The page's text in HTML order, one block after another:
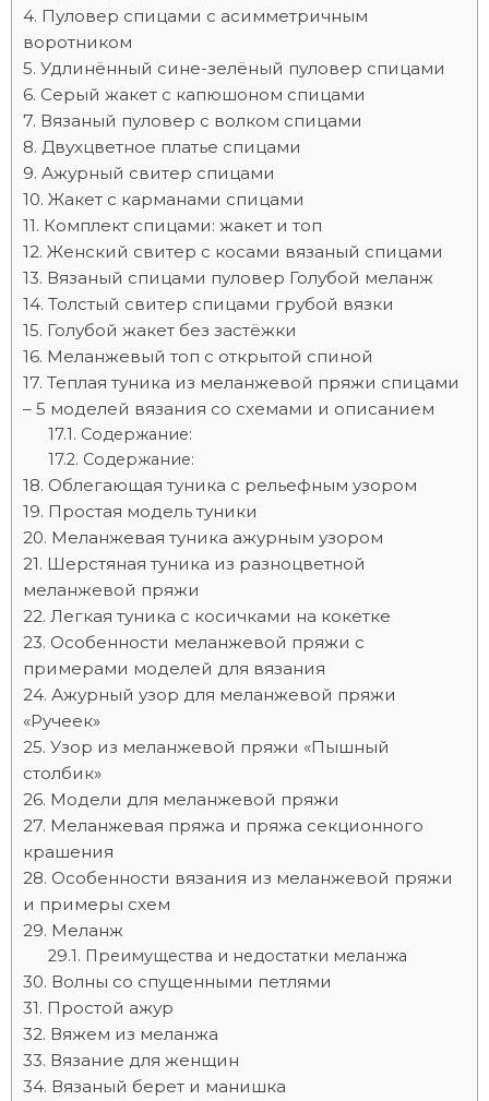
Пуловер спицами с асимметричным
воротником
Удлинённый сине-зелёный пуловер спицами
Серый жакет с капюшоном спицами
Вязаный пуловер с волком спицами
Двухцветное платье спицами
Ажурный свитер спицами
Жакет с карманами спицами
Комплект спицами: жакет и топ
Женский свитер с косами вязаный спицами
Вязаный спицами пуловер Голубой меланж
Толстый свитер спицами грубой вязки
Голубой жакет без застёжки
Меланжевый топ с открытой спиной
Теплая туника из меланжевой пряжи спицами
– 5 моделей вязания со схемами и описанием
Содержание:
Содержание:
Облегающая туника с рельефным узором
Простая модель туники
Меланжевая туника ажурным узором
Шерстяная туника из разноцветной
меланжевой пряжи
Легкая туника с косичками на кокетке
Особенности меланжевой пряжи с
примерами моделей для вязания
Ажурный узор для меланжевой пряжи
«Ручеек»
Узор из меланжевой пряжи «Пышный
столбик»
Модели для меланжевой пряжи
Меланжевая пряжа и пряжа секционного
крашения
Особенности вязания из меланжевой пряжи
и примеры схем
Меланж
Преимущества и недостатки меланжа
Волны со спущенными петлями
Простой ажур
Вяжем из меланжа
Вязание для женщин
Вязаный берет и манишка